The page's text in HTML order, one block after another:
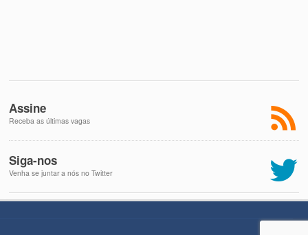
Assine
Receba as últimas vagas
Siga-nos
Venha se juntar a nós no Twitter